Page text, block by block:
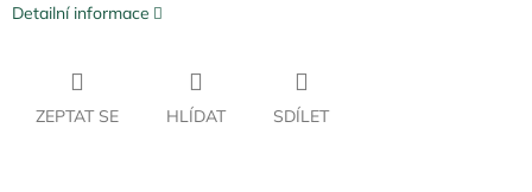
Detailní informace
ZEPTAT SE HLÍDAT SDÍLET